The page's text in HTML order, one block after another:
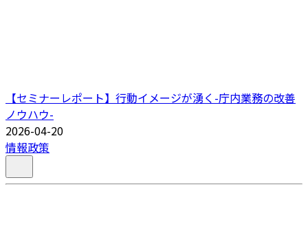
【セミナーレポート】行動イメージが湧く-庁内業務の改善
ノウハウ-
2026-04-20
情報政策